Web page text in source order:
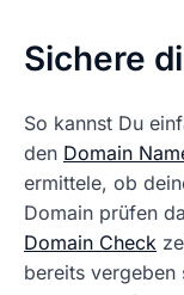
Sichere
So kannst Du
den Domain
ermittele, ob
Domain prüfen
Domain Check
bereits vergeben